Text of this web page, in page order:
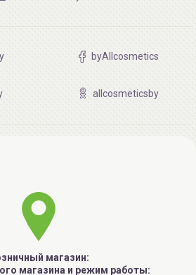
byAllcosmetics
allcosmeticsby
магазин:
магазина и режим работы: